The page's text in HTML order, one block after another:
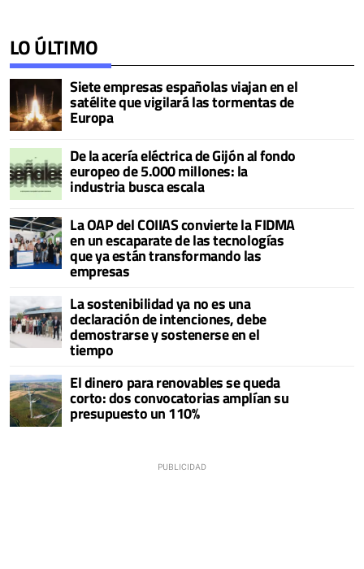
LO ÚLTIMO
Siete empresas españolas viajan en el
satélite que vigilará las tormentas de
Europa
De la acería eléctrica de Gijón al fondo
europeo de 5.000 millones: la
industria busca escala
La OAP del COIIAS convierte la FIDMA
en un escaparate de las tecnologías
que ya están transformando las
empresas
La sostenibilidad ya no es una
declaración de intenciones, debe
demostrarse y sostenerse en el
tiempo
El dinero para renovables se queda
corto: dos convocatorias amplían su
presupuesto un 110%